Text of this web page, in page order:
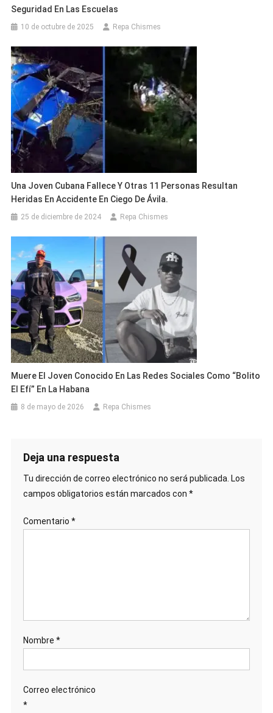
Seguridad En Las Escuelas
10 de octubre de 2025 Repa Chismes
Una Joven Cubana Fallece Y Otras 11 Personas Resultan
Heridas En Accidente En Ciego De Ávila.
25 de diciembre de 2024 Repa Chismes
Muere El Joven Conocido En Las Redes Sociales Como “Bolito
El Efí” En La Habana
8 de mayo de 2026 Repa Chismes
Deja una respuesta
Tu dirección de correo electrónico no será publicada. Los
campos obligatorios están marcados con *
Comentario *
Nombre *
Correo electrónico
*